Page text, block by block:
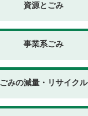
資源とごみ
事業系ごみ
ごみの減量・リサイクル